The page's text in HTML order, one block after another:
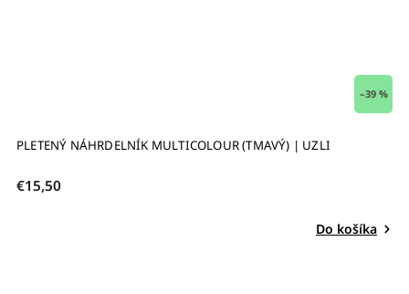
–39 %
PLETENÝ NÁHRDELNÍK MULTICOLOUR (TMAVÝ) | UZLI
€15,50
Do košíka